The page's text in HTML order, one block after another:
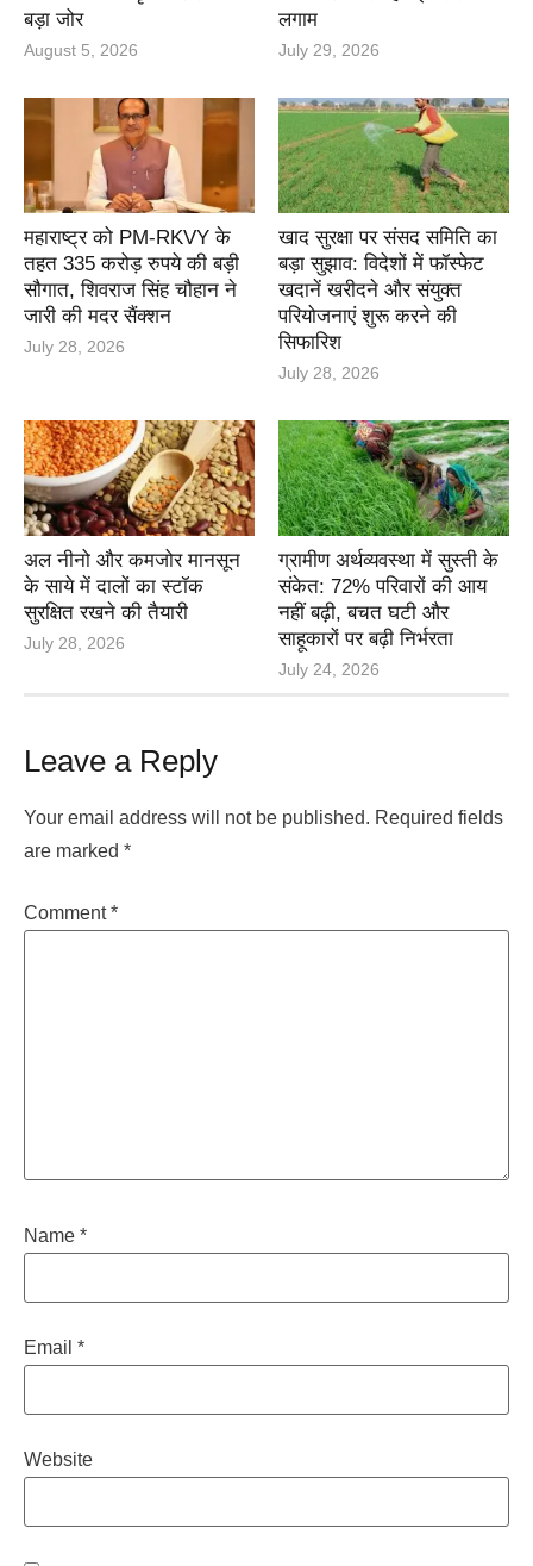
बड़ा जोर
August 5, 2026
लगाम
July 29, 2026
महाराष्ट्र को PM-RKVY के
तहत 335 करोड़ रुपये की बड़ी
सौगात, शिवराज सिंह चौहान ने
जारी की मदर सैंक्शन
July 28, 2026
खाद सुरक्षा पर संसद समिति का
बड़ा सुझाव: विदेशों में फॉस्फेट
खदानें खरीदने और संयुक्त
परियोजनाएं शुरू करने की
सिफारिश
July 28, 2026
अल नीनो और कमजोर मानसून
के साये में दालों का स्टॉक
सुरक्षित रखने की तैयारी
July 28, 2026
ग्रामीण अर्थव्यवस्था में सुस्ती के
संकेत: 72% परिवारों की आय
नहीं बढ़ी, बचत घटी और
साहूकारों पर बढ़ी निर्भरता
July 24, 2026
Leave a Reply
Your email address will not be published. Required fields
are marked *
Comment*
Name *
Email *
Website